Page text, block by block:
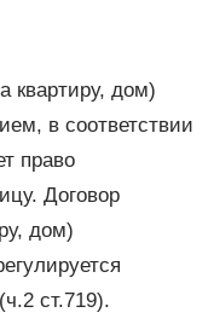
квартиру, дом)
в соответствии
право
Договор
дом)
ст.719).